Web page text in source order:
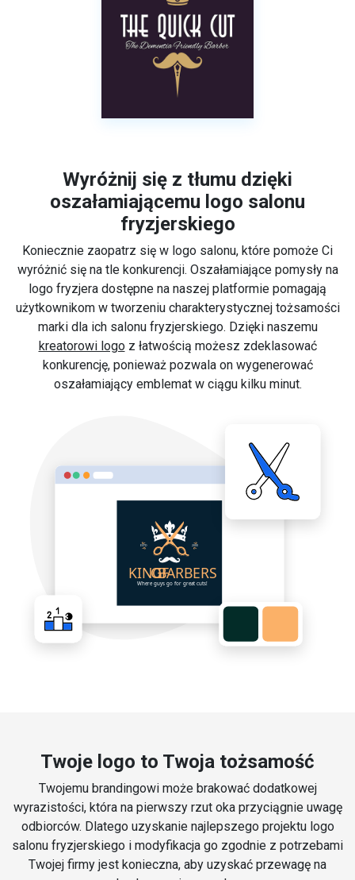
Wyróżnij się z tłumu dzięki
oszałamiającemu logo salonu
fryzjerskiego
Koniecznie zaopatrz się w logo salonu, które pomoże Ci
wyróżnić się na tle konkurencji. Oszałamiające pomysły na
logo fryzjera dostępne na naszej platformie pomagają
użytkownikom w tworzeniu charakterystycznej tożsamości
marki dla ich salonu fryzjerskiego. Dzięki naszemu
kreatorowi logoz łatwością możesz zdeklasować
konkurencję, ponieważ pozwala on wygenerować
oszałamiający emblemat w ciągu kilku minut.
Twoje logo to Twoja tożsamość
Twojemu brandingowi może brakować dodatkowej
wyrazistości, która na pierwszy rzut oka przyciągnie uwagę
odbiorców. Dlatego uzyskanie najlepszego projektu logo
salonu fryzjerskiego i modyfikacja go zgodnie z potrzebami
Twojej firmy jest konieczna, aby uzyskać przewagę na